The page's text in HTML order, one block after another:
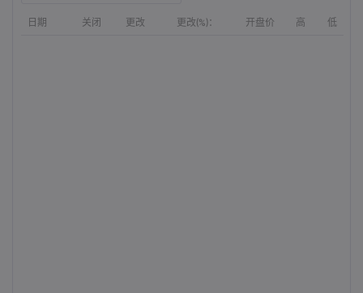
日期 关闭 更改 更改(%)： 开盘价 高 低